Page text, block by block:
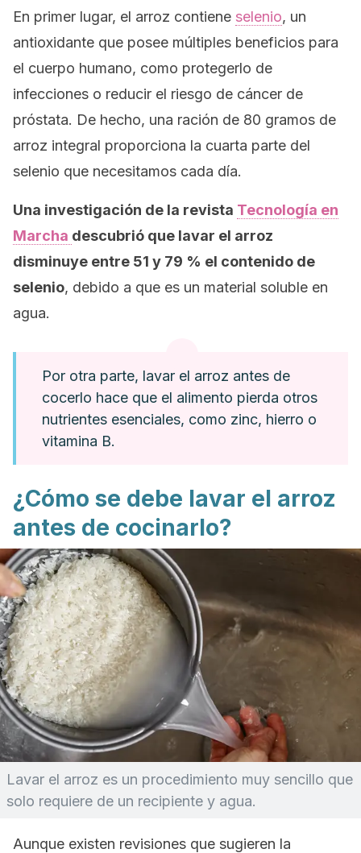
En primer lugar, el arroz contiene selenio, un
antioxidante que posee múltiples beneficios para
el cuerpo humano, como protegerlo de
infecciones o reducir el riesgo de cáncer de
próstata. De hecho, una ración de 80 gramos de
arroz integral proporciona la cuarta parte del
selenio que necesitamos cada día.
Una investigación de la revista Tecnología en
Marcha descubrió que lavar el arroz
disminuye entre 51 y 79 % el contenido de
selenio, debido a que es un material soluble en
agua.
Por otra parte, lavar el arroz antes de
cocerlo hace que el alimento pierda otros
nutrientes esenciales, como zinc, hierro o
vitamina B.
¿Cómo se debe lavar el arroz
antes de cocinarlo?
Lavar el arroz es un procedimiento muy sencillo que
solo requiere de un recipiente y agua.
Aunque existen revisiones que sugieren la